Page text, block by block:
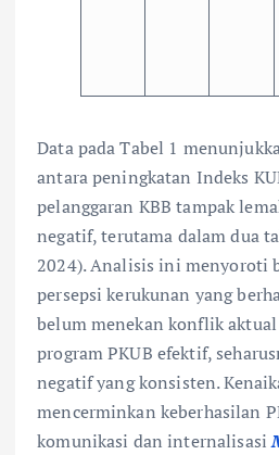
Data pada Tabel 1
antara peningkatan Indeks
pelanggaran KBB tampak
negatif, terutama dalam dua
2024). Analisis ini menyoroti
persepsi kerukunan yang
belum menekan konflik aktual
program PKUB efektif,
negatif yang konsisten.
mencerminkan keberhasilan
komunikasi dan internalisasi